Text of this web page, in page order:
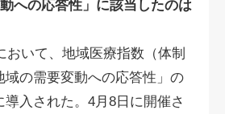
への応答性」に該当したのは
いて、地域医療指数（体制
域の需要変動への応答性」の
入された。4月8日に開催さ